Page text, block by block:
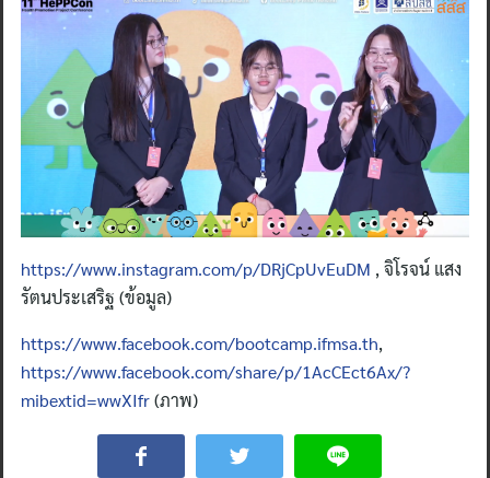
for:
https://www.instagram.com/p/DRjCpUvEuDM , จิโรจน์ แสง
รัตนประเสริฐ (ข้อมูล)
https://www.facebook.com/bootcamp.ifmsa.th,
https://www.facebook.com/share/p/1AcCEct6Ax/?
mibextid=wwXIfr(ภาพ)